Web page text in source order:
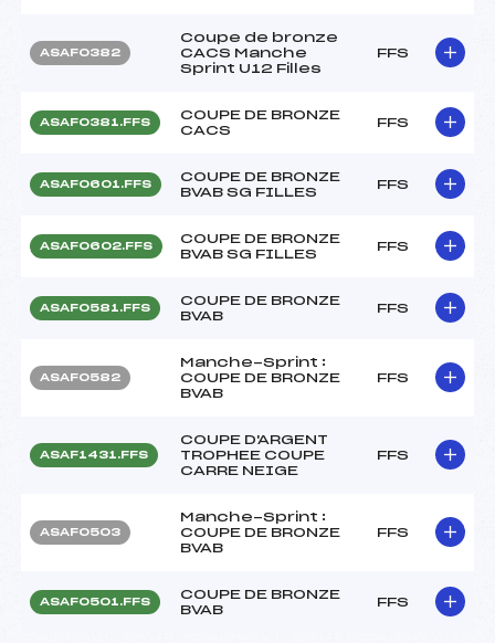
ASAF0382
Coupe de bronze
CACS Manche
Sprint U12 Filles
FFS
ASAF0381.FFS
COUPE DE BRONZE
CACS
FFS
ASAF0601.FFS
COUPE DE BRONZE
BVAB SG FILLES
FFS
ASAF0602.FFS
COUPE DE BRONZE
BVAB SG FILLES
FFS
ASAF0581.FFS
COUPE DE BRONZE
BVAB
FFS
ASAF0582
Manche-Sprint :
COUPE DE BRONZE
BVAB
FFS
ASAF1431.FFS
COUPE D'ARGENT
TROPHEE COUPE
CARRE NEIGE
FFS
ASAF0503
Manche-Sprint :
COUPE DE BRONZE
BVAB
FFS
ASAF0501.FFS
COUPE DE BRONZE
BVAB
FFS